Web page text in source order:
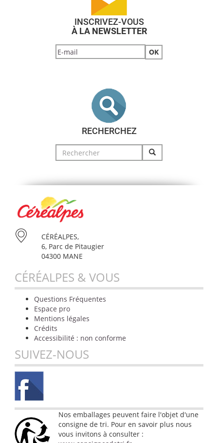
INSCRIVEZ-VOUS
À LA NEWSLETTER
RECHERCHEZ
Search
for:
CÉRÉALPES,
6, Parc de Pitaugier
04300 MANE
CÉRÉALPES & VOUS
Questions Fréquentes
Espace pro
Mentions légales
Crédits
Accessibilité : non conforme
SUIVEZ-NOUS
Nos emballages peuvent faire l'objet d'une
consigne de tri. Pour en savoir plus nous
vous invitons à consulter :